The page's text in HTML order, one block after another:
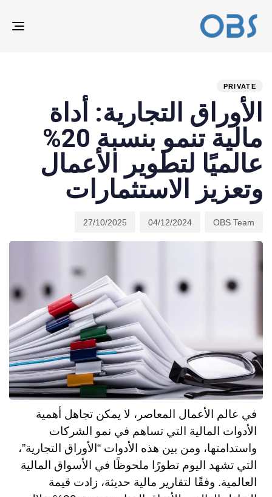
PRIVATE
الأوراق التجارية: أداة
مالية تنمو بنسبة 20%
عالميًا لتطوير الأعمال
وتعزيز الاستثمارات
OBS Team
04/12/2024
27/10/2025
في عالم الأعمال المعاصر، لا يمكن تجاهل أهمية
الأدوات المالية التي تساهم في نمو الشركات
واستدامتها، ومن بين هذه الأدوات “الأوراق التجارية”،
التي تشهد اليوم تطورًا ملحوظًا في الأسواق المالية
العالمية. وفقًا لتقارير مالية حديثة، زادت قيمة